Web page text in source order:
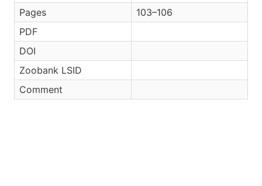
Pages
103–106
PDF
DOI
Zoobank LSID
Comment